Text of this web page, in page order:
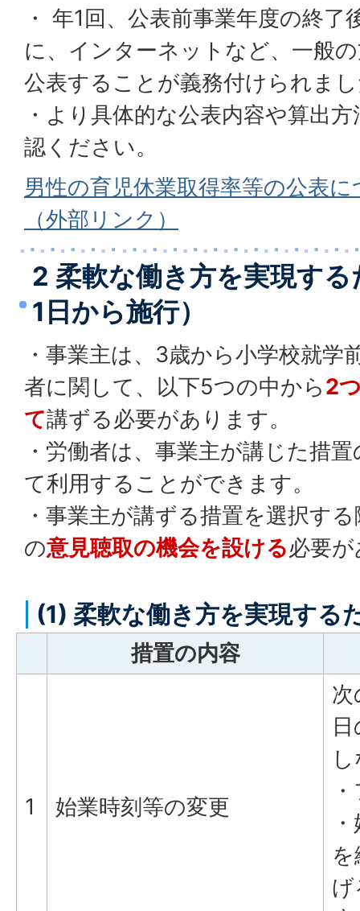
・ 年1回、公表前事業年度の終了
に、インターネットなど、一般
公表することが義務付けられま
・より具体的な公表内容や算出
認ください。
男性の育児休業取得率等の公表
（外部リンク）
2 柔軟な働き方を実現す
1日から施行）
・事業主は、3歳から小学校就学
者に関して、以下5つの中から2
て講ずる必要があります。
・労働者は、事業主が講じた措
て利用することができます。
・事業主が講ずる措置を選択す
の意見聴取の機会を設ける必要
(1) 柔軟な働き方を実現する
措置の内容
1 始業時刻等の変更
次
げ